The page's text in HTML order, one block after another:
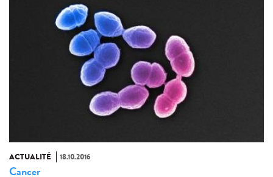
ACTUALITÉ 18.10.2016
Cancer